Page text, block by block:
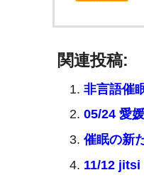
関連投稿:
非言語催
05/24 愛
催眠の新
11/12 jitsi